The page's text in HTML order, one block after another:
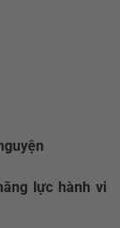
lực hành vi